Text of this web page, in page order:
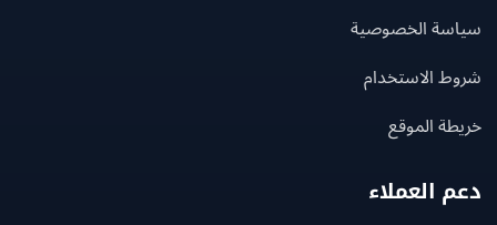
الخصوصية
الاستخدام
الموقع
العملاء